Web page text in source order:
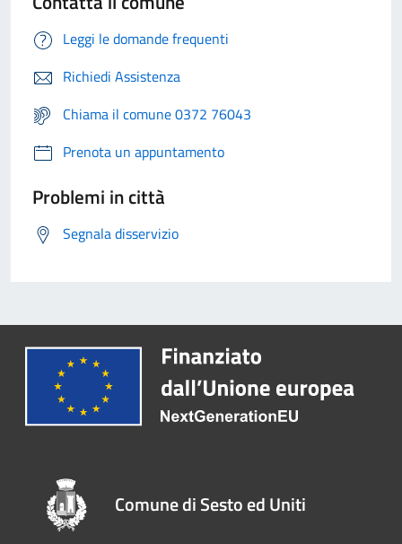
Leggi le domande frequenti
Richiedi Assistenza
Chiama il comune 0372 76043
Prenota un appuntamento
Problemi in città
Segnala disservizio
Comune di Sesto ed Uniti